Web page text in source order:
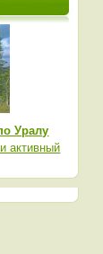
Уралу
активный